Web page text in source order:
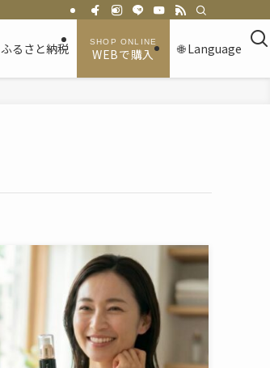
ふるさと納税 WEBで購入 🌐 Language